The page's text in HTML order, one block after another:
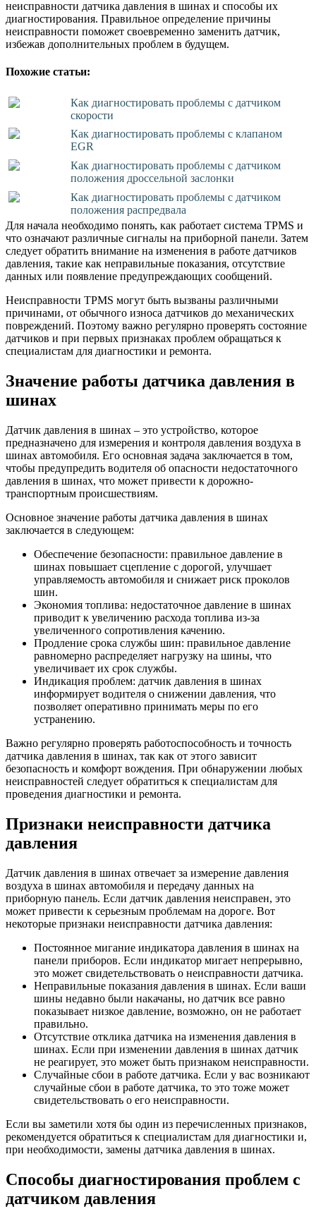
неисправности датчика давления в шинах и способы их
диагностирования. Правильное определение причины
неисправности поможет своевременно заменить датчик,
избежав дополнительных проблем в будущем.
Похожие статьи:
Как диагностировать проблемы с датчиком
скорости
Как диагностировать проблемы с клапаном
EGR
Как диагностировать проблемы с датчиком
положения дроссельной заслонки
Как диагностировать проблемы с датчиком
положения распредвала
Для начала необходимо понять, как работает система TPMS и
что означают различные сигналы на приборной панели. Затем
следует обратить внимание на изменения в работе датчиков
давления, такие как неправильные показания, отсутствие
данных или появление предупреждающих сообщений.
Неисправности TPMS могут быть вызваны различными
причинами, от обычного износа датчиков до механических
повреждений. Поэтому важно регулярно проверять состояние
датчиков и при первых признаках проблем обращаться к
специалистам для диагностики и ремонта.
Значение работы датчика давления в
шинах
Датчик давления в шинах – это устройство, которое
предназначено для измерения и контроля давления воздуха в
шинах автомобиля. Его основная задача заключается в том,
чтобы предупредить водителя об опасности недостаточного
давления в шинах, что может привести к дорожно-
транспортным происшествиям.
Основное значение работы датчика давления в шинах
заключается в следующем:
Обеспечение безопасности: правильное давление в
шинах повышает сцепление с дорогой, улучшает
управляемость автомобиля и снижает риск проколов
шин.
Экономия топлива: недостаточное давление в шинах
приводит к увеличению расхода топлива из-за
увеличенного сопротивления качению.
Продление срока службы шин: правильное давление
равномерно распределяет нагрузку на шины, что
увеличивает их срок службы.
Индикация проблем: датчик давления в шинах
информирует водителя о снижении давления, что
позволяет оперативно принимать меры по его
устранению.
Важно регулярно проверять работоспособность и точность
датчика давления в шинах, так как от этого зависит
безопасность и комфорт вождения. При обнаружении любых
неисправностей следует обратиться к специалистам для
проведения диагностики и ремонта.
Признаки неисправности датчика
давления
Датчик давления в шинах отвечает за измерение давления
воздуха в шинах автомобиля и передачу данных на
приборную панель. Если датчик давления неисправен, это
может привести к серьезным проблемам на дороге. Вот
некоторые признаки неисправности датчика давления:
Постоянное мигание индикатора давления в шинах на
панели приборов. Если индикатор мигает непрерывно,
это может свидетельствовать о неисправности датчика.
Неправильные показания давления в шинах. Если ваши
шины недавно были накачаны, но датчик все равно
показывает низкое давление, возможно, он не работает
правильно.
Отсутствие отклика датчика на изменения давления в
шинах. Если при изменении давления в шинах датчик
не реагирует, это может быть признаком неисправности.
Случайные сбои в работе датчика. Если у вас возникают
случайные сбои в работе датчика, то это тоже может
свидетельствовать о его неисправности.
Если вы заметили хотя бы один из перечисленных признаков,
рекомендуется обратиться к специалистам для диагностики и,
при необходимости, замены датчика давления в шинах.
Способы диагностирования проблем с
датчиком давления